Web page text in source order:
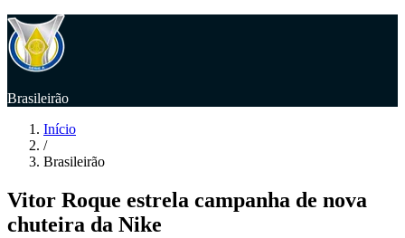
Brasileirão
Início
/
Brasileirão
Vitor Roque estrela campanha de nova
chuteira da Nike